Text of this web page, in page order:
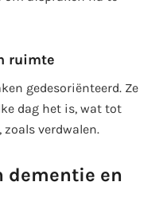
ruimte
gedesoriënteerd. Ze
dag het is, wat tot
verdwalen.
dementie en